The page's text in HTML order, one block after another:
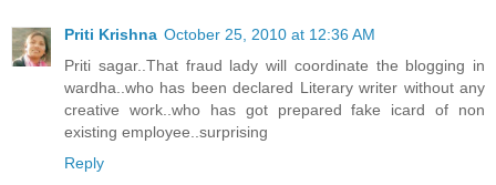
Priti Krishna October 25, 2010 at 12:36 AM
Priti sagar..That fraud lady will coordinate the blogging in
wardha..who has been declared Literary writer without any
creative work..who has got prepared fake icard of non
existing employee..surprising
Reply